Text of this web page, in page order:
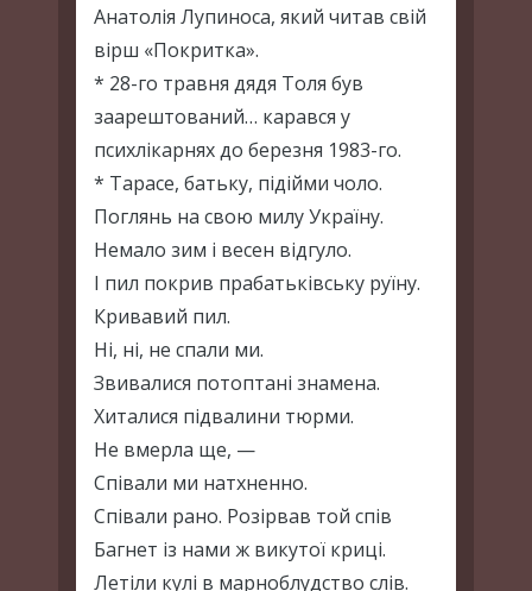
Анатолія Лупиноса, який читав свій
вірш «Покритка».
* 28-го травня дядя Толя був
заарештований… карався у
психлікарнях до березня 1983-го.
* Тарасе, батьку, підійми чоло.
Поглянь на свою милу Україну.
Немало зим і весен відгуло.
І пил покрив прабатьківську руїну.
Кривавий пил.
Ні, ні, не спали ми.
Звивалися потоптані знамена.
Хиталися підвалини тюрми.
Не вмерла ще, —
Співали ми натхненно.
Співали рано. Розірвав той спів
Багнет із нами ж викутої криці.
Летіли кулі в марноблудство слів.